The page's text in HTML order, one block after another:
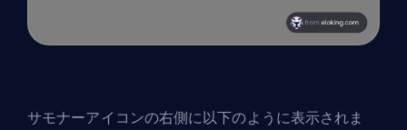
サモナーアイコンの右側に以下のように表示されま